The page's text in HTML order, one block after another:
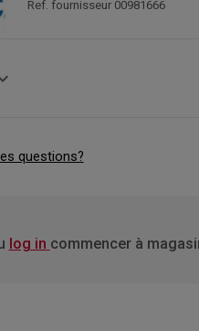
Ref. fournisseur 00981666
questions?
log in commencer à